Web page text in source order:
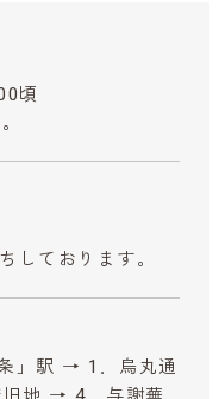
頃
しております。
」駅 → 1．烏丸通